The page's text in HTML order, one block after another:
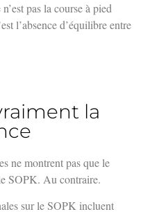
pas la course à pied
l’absence d’équilibre entre
la
ne montrent pas que le
SOPK. Au contraire.
sur le SOPK incluent